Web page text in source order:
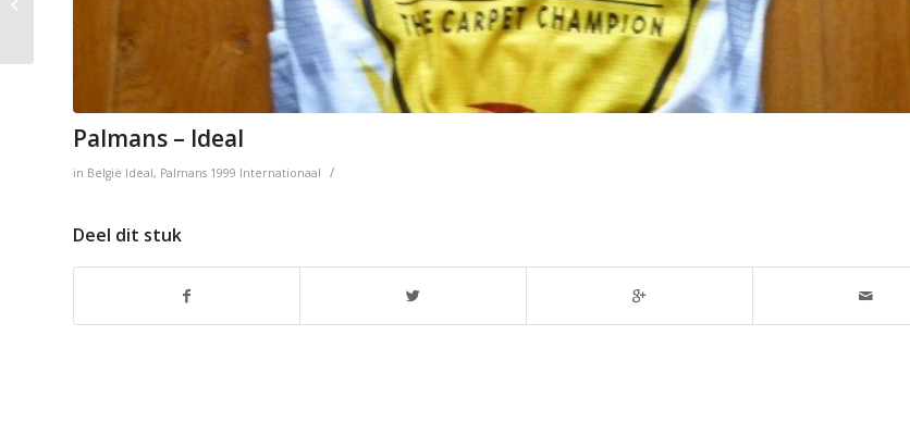
Palmans – Ideal
in België Ideal, Palmans 1999 Internationaal /
Deel dit stuk